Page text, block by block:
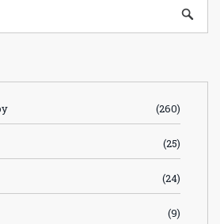
(260)
(25)
(24)
(9)